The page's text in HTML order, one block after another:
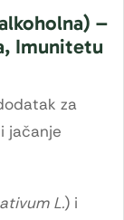
–
Imunitetu
za
jačanje
L.) i